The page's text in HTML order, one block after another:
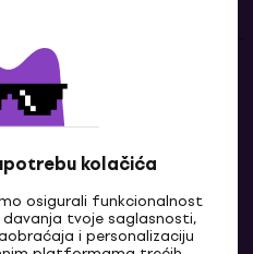
kolačića
osigurali funkcionalnost
davanja tvoje saglasnosti,
i personalizaciju
nas